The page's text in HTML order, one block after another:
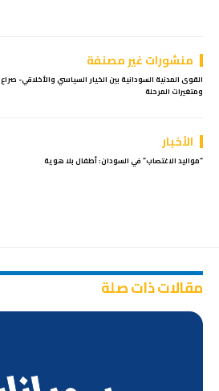
منشورات غير مصنفة
القوى المدنية السودانية بين الخيار السياسي والأخلاقي-
ومتغيرات المرحلة
الأخبار
“​​مواليد الاغتصاب” في السودان: أطفال بلا هوية
مقالات ذات صلة